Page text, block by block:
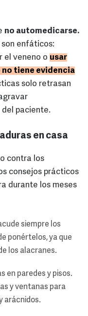
no automedicarse.
son enfáticos:
el veneno o usar
tiene evidencia
solo retrasan
paciente.
en casa
contra los
consejos prácticos
durante los meses
siempre los
ponértelos, ya que
los alacranes.
en paredes y pisos.
y ventanas para
arácnidos.